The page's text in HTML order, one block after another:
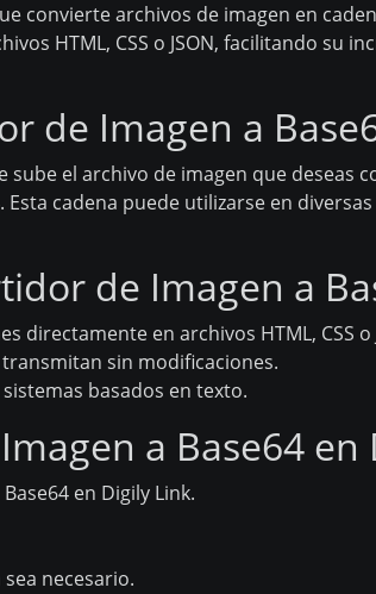
convierte archivos de imagen en
HTML, CSS o JSON, facilitando su
de Imagen a
el archivo de imagen que deseas
cadena puede utilizarse en
de Imagen a
directamente en archivos HTML, CSS o
sin modificaciones.
basados en texto.
a Base64 en
en Digily Link.
necesario.